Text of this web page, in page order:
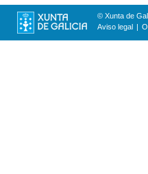
© Xunta de
Aviso legal